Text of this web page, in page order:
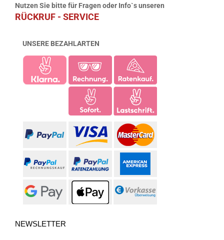
Nutzen Sie bitte für Fragen oder Info`s unseren
RÜCKRUF - SERVICE
UNSERE BEZAHLARTEN
NEWSLETTER